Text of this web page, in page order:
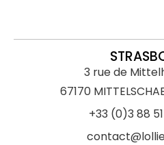
3 rue de
67170
+33 (0)3 88